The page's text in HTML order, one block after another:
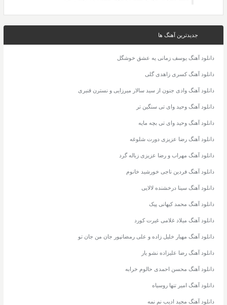
جدیدترین آهنگ ها
دانلود آهنگ یوسف زمانی یه عشق خوشگل
دانلود آهنگ کسری زاهدی گلی
دانلود آهنگ وادی جنون از سید سالار میرزایی و نسترن قنبری
دانلود آهنگ وحید وای تی سنگین تر
دانلود آهنگ وحید وای تی بچه مایه
دانلود آهنگ رضا عزیزی دورت شلوغه
دانلود آهنگ مهراب و رضا عزیزی زباله گرد
دانلود آهنگ فردین ناجی خورشید خانوم
دانلود آهنگ سینا درخشنده لالایی
دانلود آهنگ محمد کیهانی پیک
دانلود آهنگ میلاد غلامی غیرت کورد
دانلود آهنگ مهیار خلیل زاده و علی رمضانپور جان من جان تو
دانلود آهنگ رضا علیزاده نشو یار
دانلود آهنگ محسن احمدی حالوم خرابه
دانلود آهنگ امیر تنها روسیاه
دانلود آهنگ مجید ادیب نم نمه